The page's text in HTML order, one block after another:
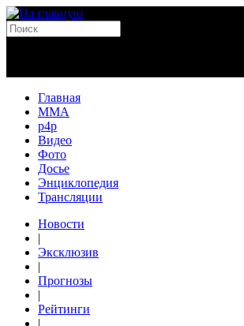
Главная
MMA
p4p
Видео
Фото
Досье
Энциклопедия
Трансляции
Новости
|
Эксклюзив
|
Прогнозы
|
Рейтинги
|